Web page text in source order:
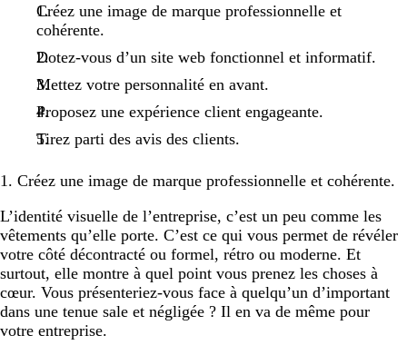
Créez une image de marque professionnelle et
cohérente.
Dotez-vous d’un site web fonctionnel et informatif.
Mettez votre personnalité en avant.
Proposez une expérience client engageante.
Tirez parti des avis des clients.
1. Créez une image de marque professionnelle et cohérente.
L’identité visuelle de l’entreprise, c’est un peu comme les
vêtements qu’elle porte. C’est ce qui vous permet de révéler
votre côté décontracté ou formel, rétro ou moderne. Et
surtout, elle montre à quel point vous prenez les choses à
cœur. Vous présenteriez-vous face à quelqu’un d’important
dans une tenue sale et négligée ? Il en va de même pour
votre entreprise.